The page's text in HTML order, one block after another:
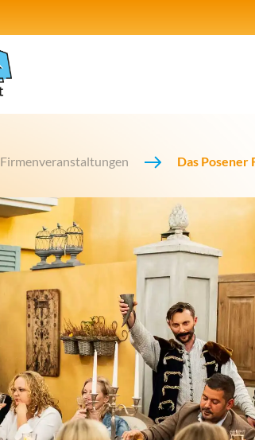
Firmenveranstaltungen Das Posener